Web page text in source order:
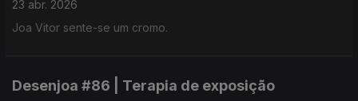
23 abr. 2026
Joa Vitor sente-se um cromo.
Desenjoa #86 | Terapia de exposição